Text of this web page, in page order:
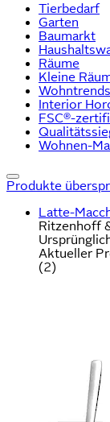
Tierbedarf
Garten
Baumarkt
Räume
Kleine
Wohntrends
Interior
FSC®-
Wohnen-
Produkte
Latte-
Ritzenhoff
Aktueller
(2)